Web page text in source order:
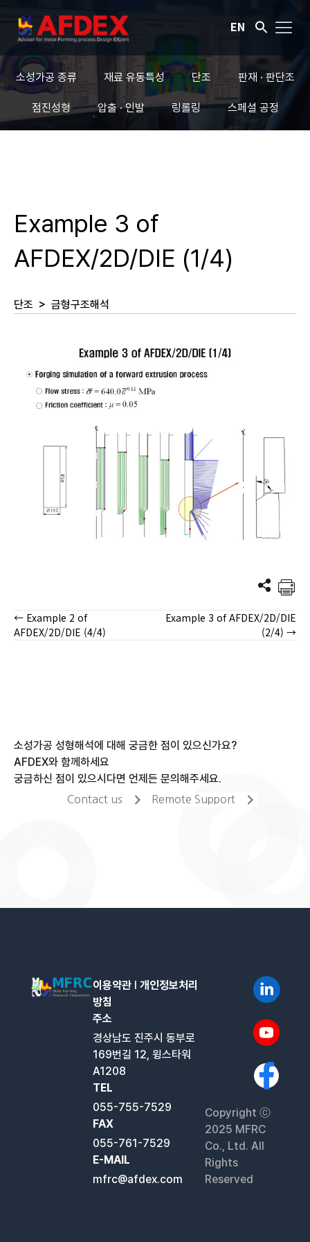
EN
소성가공 종류 재료 유동특성 단조 판재 · 판단조
점진성형 압출 · 인발 링롤링 스페셜 공정
Example 3 of
AFDEX/2D/DIE (1/4)
단조 > 금형구조해석
Posts
← Example 2 of
AFDEX/2D/DIE (4/4)
Example 3 of AFDEX/2D/DIE
(2/4) →
소성가공 성형해석에 대해 궁금한 점이 있으신가요?
AFDEX와 함께하세요
궁금하신 점이 있으시다면 언제든 문의해주세요.
Contact us Remote Support
이용약관 l개인정보처리
방침
주소
경상남도 진주시 동부로
169번길 12, 윙스타워
A1208
TEL
055-755-7529
FAX
055-761-7529
E-MAIL
mfrc@afdex.com
Copyright ⓒ
2025 MFRC
Co., Ltd. All
Rights
Reserved